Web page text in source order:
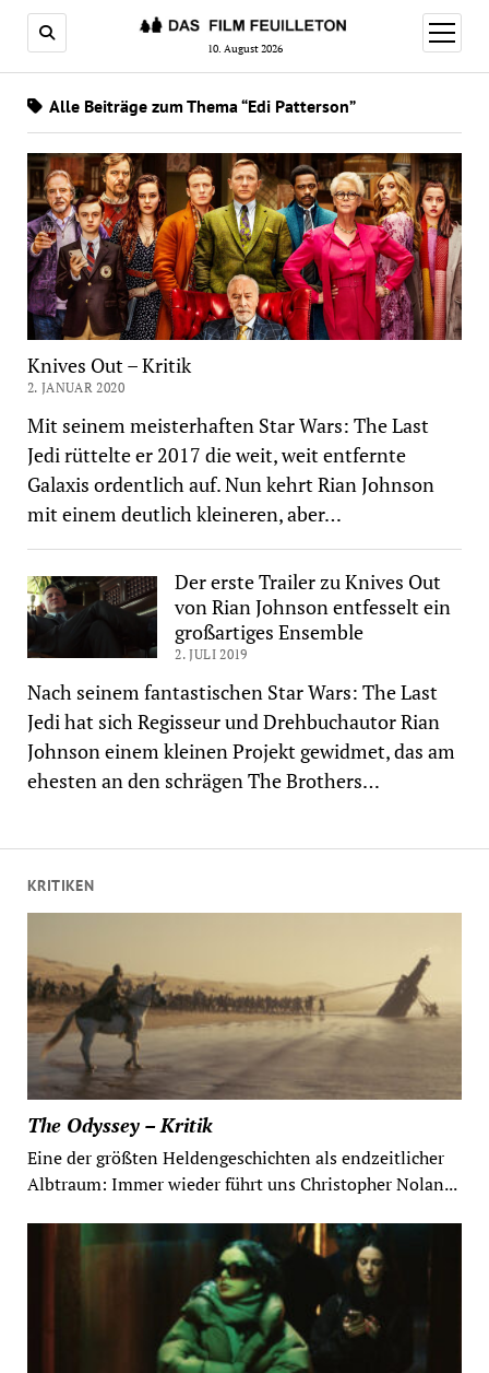
10. August 2026
Menü
öffnen
KRITIKEN
The Odyssey – Kritik
Eine der größten Heldengeschichten als endzeitlicher
Albtraum: Immer wieder führt uns Christopher Nolan...
Alle Beiträge zum Thema “Edi Patterson”
Knives Out – Kritik
2. JANUAR 2020
Mit seinem meisterhaften Star Wars: The Last
Jedi rüttelte er 2017 die weit, weit entfernte
Galaxis ordentlich auf. Nun kehrt Rian Johnson
mit einem deutlich kleineren, aber…
Der erste Trailer zu Knives Out
von Rian Johnson entfesselt ein
großartiges Ensemble
2. JULI 2019
Nach seinem fantastischen Star Wars: The Last
Jedi hat sich Regisseur und Drehbuchautor Rian
Johnson einem kleinen Projekt gewidmet, das am
ehesten an den schrägen The Brothers…